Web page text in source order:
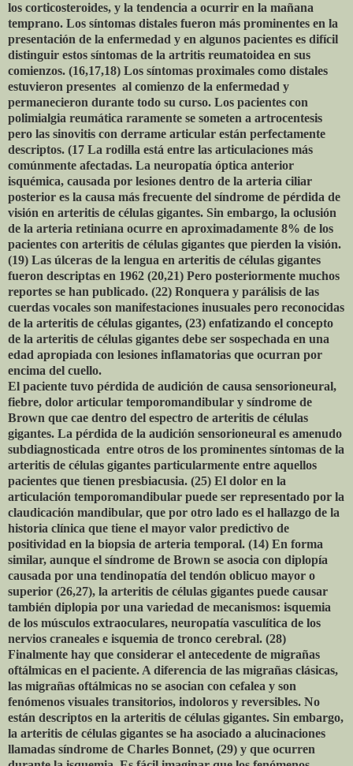
los corticosteroides, y la tendencia a ocurrir en la mañana
temprano. Los síntomas distales fueron más prominentes en la
presentación de la enfermedad y en algunos pacientes es difícil
distinguir estos síntomas de la artritis reumatoidea en sus
comienzos. (16,17,18) Los síntomas proximales como distales
estuvieron presentes al comienzo de la enfermedad y
permanecieron durante todo su curso. Los pacientes con
polimialgia reumática raramente se someten a artrocentesis
pero las sinovitis con derrame articular están perfectamente
descriptos. (17 La rodilla está entre las articulaciones más
comúnmente afectadas. La neuropatía óptica anterior
isquémica, causada por lesiones dentro de la arteria ciliar
posterior es la causa más frecuente del síndrome de pérdida de
visión en arteritis de células gigantes. Sin embargo, la oclusión
de la arteria retiniana ocurre en aproximadamente 8% de los
pacientes con arteritis de células gigantes que pierden la visión.
(19) Las úlceras de la lengua en arteritis de células gigantes
fueron descriptas en 1962 (20,21) Pero posteriormente muchos
reportes se han publicado. (22) Ronquera y parálisis de las
cuerdas vocales son manifestaciones inusuales pero reconocidas
de la arteritis de células gigantes, (23) enfatizando el concepto
de la arteritis de células gigantes debe ser sospechada en una
edad apropiada con lesiones inflamatorias que ocurran por
encima del cuello.
El paciente tuvo pérdida de audición de causa sensorioneural,
fiebre, dolor articular temporomandibular y síndrome de
Brown que cae dentro del espectro de arteritis de células
gigantes. La pérdida de la audición sensorioneural es amenudo
subdiagnosticada entre otros de los prominentes síntomas de la
arteritis de células gigantes particularmente entre aquellos
pacientes que tienen presbiacusia. (25) El dolor en la
articulación temporomandibular puede ser representado por la
claudicación mandibular, que por otro lado es el hallazgo de la
historia clínica que tiene el mayor valor predictivo de
positividad en la biopsia de arteria temporal. (14) En forma
similar, aunque el síndrome de Brown se asocia con diplopía
causada por una tendinopatía del tendón oblicuo mayor o
superior (26,27), la arteritis de células gigantes puede causar
también diplopia por una variedad de mecanismos: isquemia
de los músculos extraoculares, neuropatía vasculítica de los
nervios craneales e isquemia de tronco cerebral. (28)
Finalmente hay que considerar el antecedente de migrañas
oftálmicas en el paciente. A diferencia de las migrañas clásicas,
las migrañas oftálmicas no se asocian con cefalea y son
fenómenos visuales transitorios, indoloros y reversibles. No
están descriptos en la arteritis de células gigantes. Sin embargo,
la arteritis de células gigantes se ha asociado a alucinaciones
llamadas síndrome de Charles Bonnet, (29) y que ocurren